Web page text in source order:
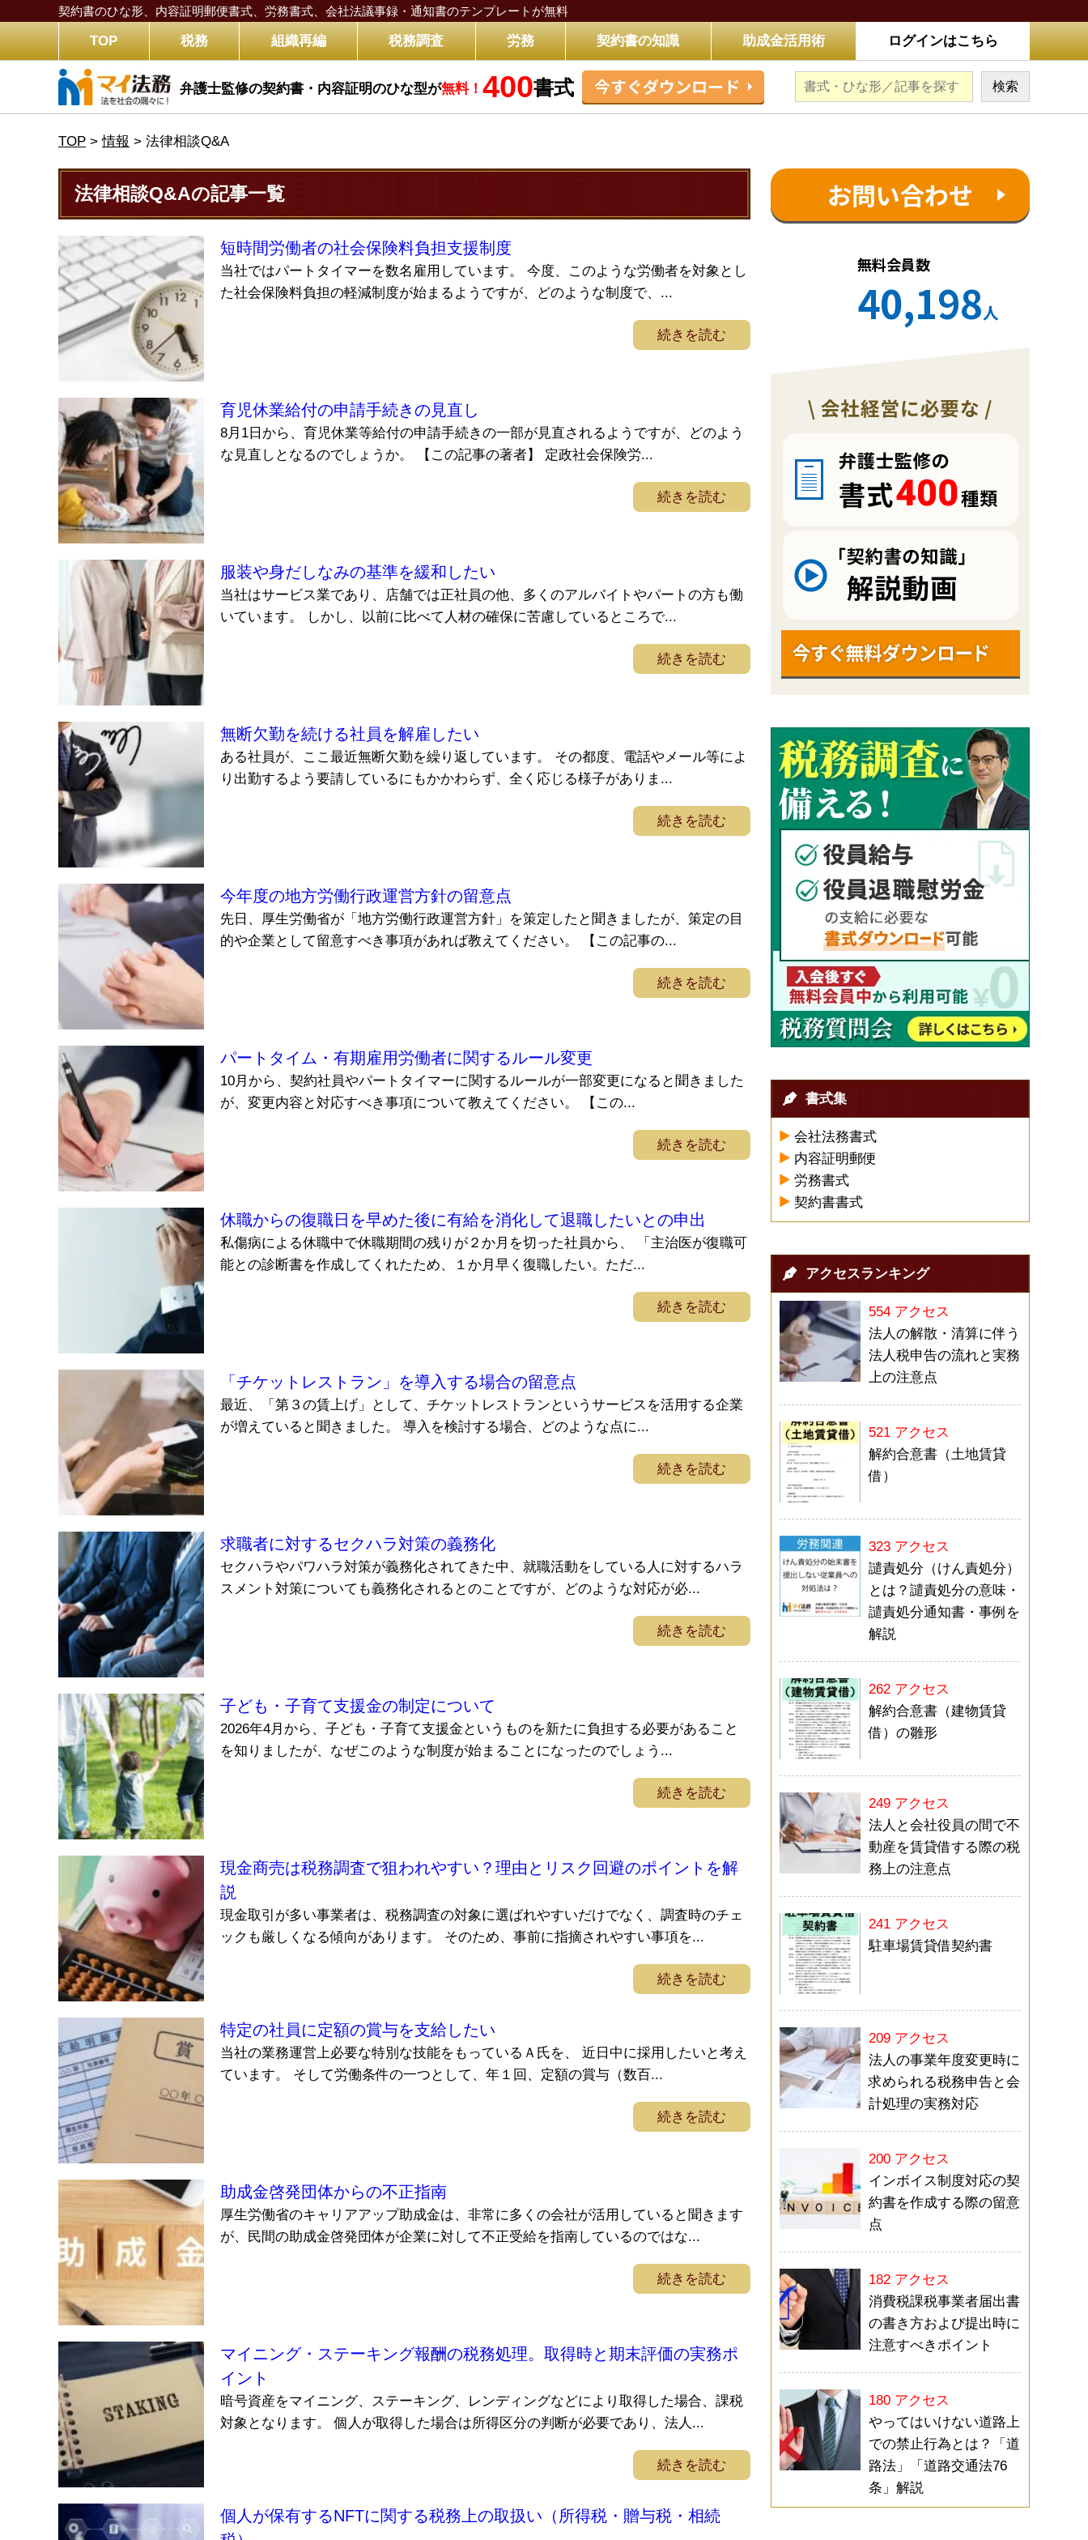
契約書のひな形、内容証明郵便書式、労務書式、 会社法議事録・通知書のテンプレートが無料
TOP 税務 組織再編 税務調査 労務 契約書の知識 助成金活用術 ログインはこちら
弁護士監修の契約書・内容証明のひな型が無料！ 400書式 今すぐダウンロード
TOP >情報 > 法律相談Q&A
法律相談Q&Aの記事一覧
短時間労働者の社会保険料負担支援制度
当社ではパートタイマーを数名雇用しています。 今度、このような労働者を対象とし
た社会保険料負担の軽減制度が始まるようですが、どのような制度で、...
続きを読む
育児休業給付の申請手続きの見直し
8月1日から、育児休業等給付の申請手続きの一部が見直されるようですが、どのよう
な見直しとなるのでしょうか。 【この記事の著者】 定政社会保険労...
続きを読む
服装や身だしなみの基準を緩和したい
当社はサービス業であり、店舗では正社員の他、多くのアルバイトやパートの方も働
いています。 しかし、以前に比べて人材の確保に苦慮しているところで...
続きを読む
無断欠勤を続ける社員を解雇したい
ある社員が、ここ最近無断欠勤を繰り返しています。 その都度、電話やメール等によ
り出勤するよう要請しているにもかかわらず、全く応じる様子がありま...
続きを読む
今年度の地方労働行政運営方針の留意点
先日、厚生労働省が「地方労働行政運営方針」を策定したと聞きましたが、策定の目
的や企業として留意すべき事項があれば教えてください。 【この記事の...
続きを読む
パートタイム・有期雇用労働者に関するルール変更
10月から、契約社員やパートタイマーに関するルールが一部変更になると聞きました
が、変更内容と対応すべき事項について教えてください。 【この...
続きを読む
休職からの復職日を早めた後に有給を消化して退職したいとの申出
私傷病による休職中で休職期間の残りが２か月を切った社員から、 「主治医が復職可
能との診断書を作成してくれたため、１か月早く復職したい。ただ...
続きを読む
「チケットレストラン」を導入する場合の留意点
最近、「第３の賃上げ」として、チケットレストランというサービスを活用する企業
が増えていると聞きました。 導入を検討する場合、どのような点に...
続きを読む
求職者に対するセクハラ対策の義務化
セクハラやパワハラ対策が義務化されてきた中、就職活動をしている人に対するハラ
スメント対策についても義務化されるとのことですが、どのような対応が必...
続きを読む
子ども・子育て支援金の制定について
2026年4月から、子ども・子育て支援金というものを新たに負担する必要があること
を知りましたが、なぜこのような制度が始まることになったのでしょう...
続きを読む
現金商売は税務調査で狙われやすい？理由とリスク回避のポイントを解
説
現金取引が多い事業者は、税務調査の対象に選ばれやすいだけでなく、調査時のチェ
ックも厳しくなる傾向があります。 そのため、事前に指摘されやすい事項を...
続きを読む
特定の社員に定額の賞与を支給したい
当社の業務運営上必要な特別な技能をもっているＡ氏を、 近日中に採用したいと考え
ています。 そして労働条件の一つとして、年１回、定額の賞与（数百...
続きを読む
助成金啓発団体からの不正指南
厚生労働省のキャリアアップ助成金は、非常に多くの会社が活用していると聞きます
が、民間の助成金啓発団体が企業に対して不正受給を指南しているのではな...
続きを読む
マイニング・ステーキング報酬の税務処理。取得時と期末評価の実務ポ
イント
暗号資産をマイニング、ステーキング、レンディングなどにより取得した場合、課税
対象となります。 個人が取得した場合は所得区分の判断が必要であり、法人...
続きを読む
個人が保有するNFTに関する税務上の取扱い（所得税・贈与税・相続
お問い合わせ
無料会員数
40,198人
書式集
会社法務書式
内容証明郵便
労務書式
契約書書式
アクセスランキング
554 アクセス
法人の解散・清算に伴う
法人税申告の流れと実務
上の注意点
521 アクセス
解約合意書（土地賃貸
借）
323 アクセス
譴責処分（けん責処分）
とは？譴責処分の意味・
譴責処分通知書・事例を
解説
262 アクセス
解約合意書（建物賃貸
借）の雛形
249 アクセス
法人と会社役員の間で不
動産を賃貸借する際の税
務上の注意点
241 アクセス
駐車場賃貸借契約書
209 アクセス
法人の事業年度変更時に
求められる税務申告と会
計処理の実務対応
200 アクセス
インボイス制度対応の契
約書を作成する際の留意
点
182 アクセス
消費税課税事業者届出書
の書き方および提出時に
注意すべきポイント
180 アクセス
やってはいけない道路上
での禁止行為とは？「道
路法」「道路交通法76
条」解説